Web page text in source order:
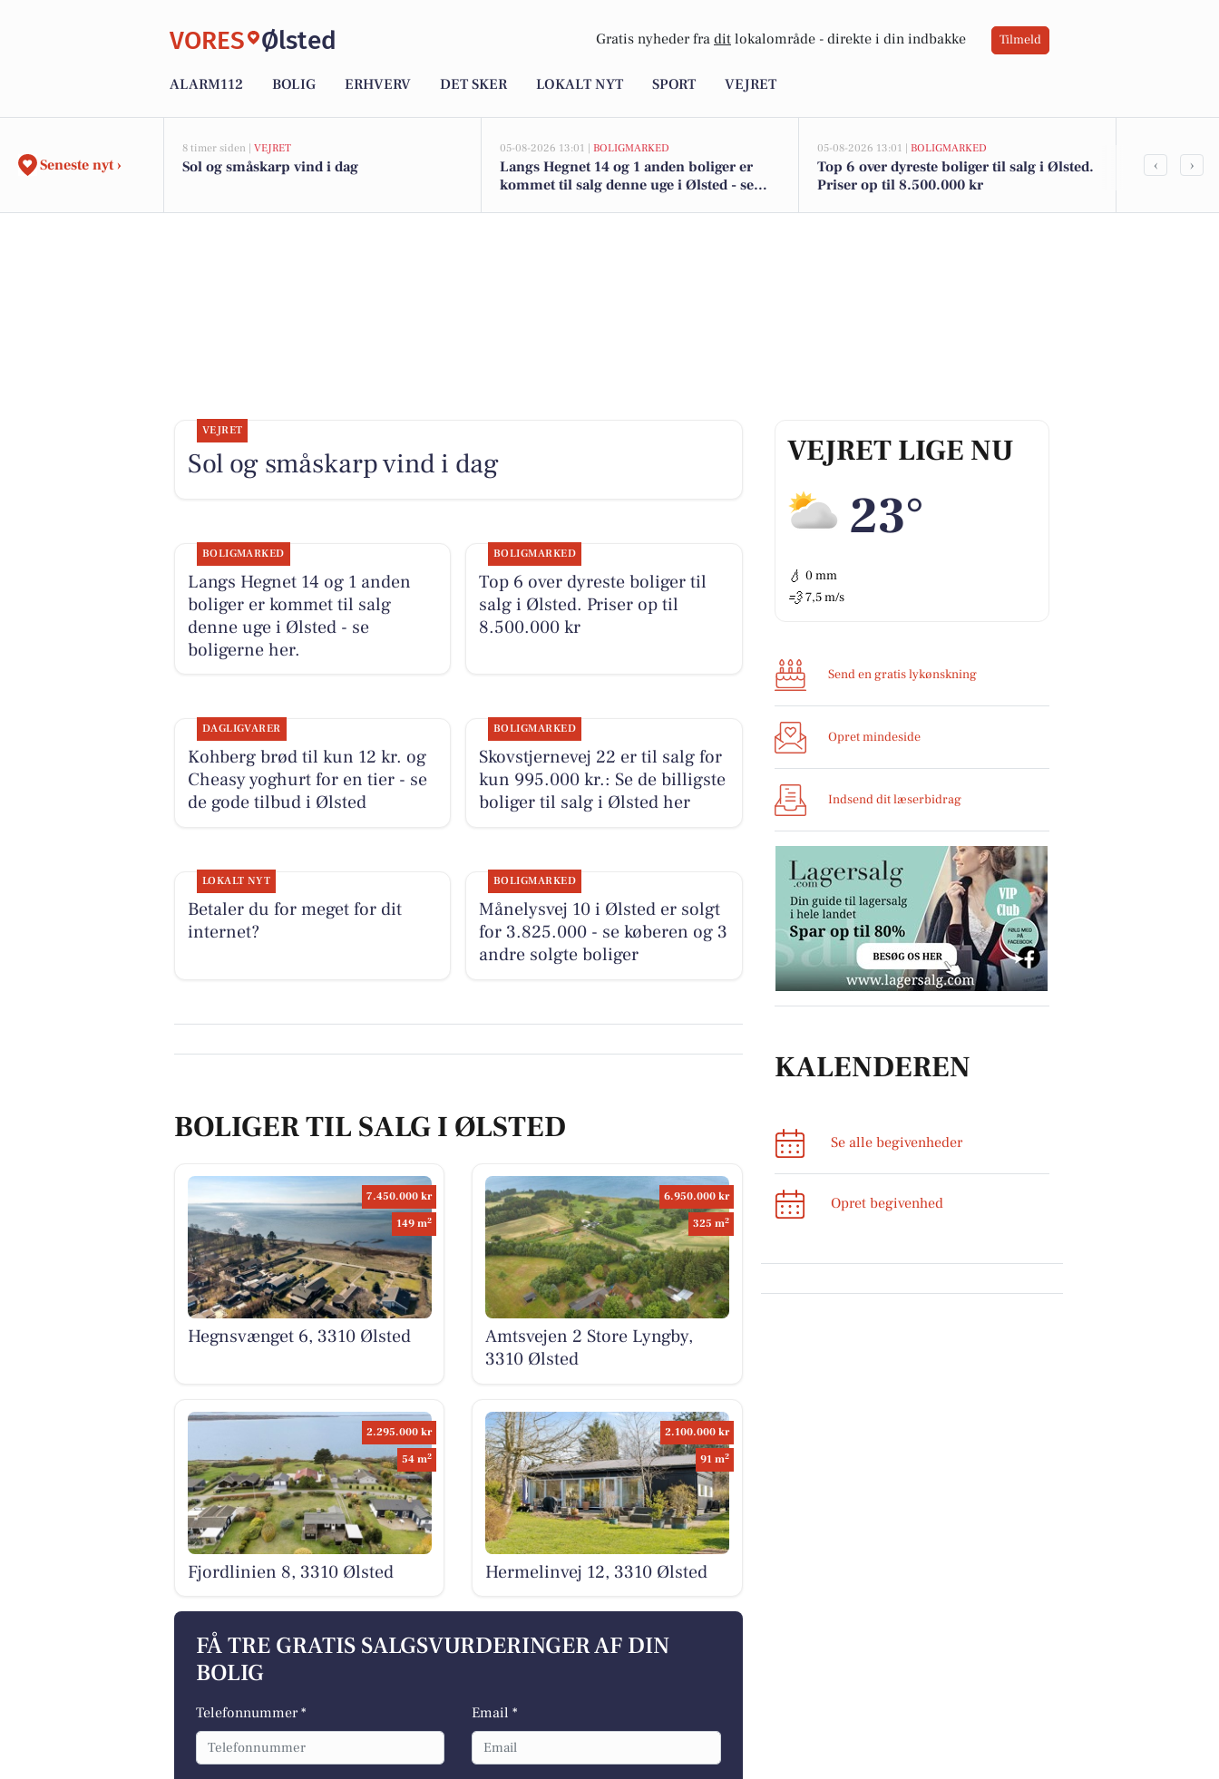
VORES Ølsted Gratis nyheder fra dit lokalområde - direkte i din indbakke Tilmeld
ALARM112 BOLIG ERHVERV DET SKER LOKALT NYT SPORT VEJRET
Seneste nyt ›
8 timer siden | VEJRET
Sol og småskarp vind i dag
05-08-2026 13:01 | BOLIGMARKED
Langs Hegnet 14 og 1 anden boliger er
kommet til salg denne uge i Ølsted - se
05-08-2026 13:01 | BOLIGMARKED
Top 6 over dyreste boliger til salg i Ølsted.
Priser op til 8.500.000 kr
De dyreste
‹ ›
VEJRET LIGE NU
23°
💧 0 mm
💨 7,5 m/s
Send en gratis lykønskning
Opret mindeside
Indsend dit læserbidrag
KALENDEREN
Se alle begivenheder
Opret begivenhed
VEJRET
Sol og småskarp vind i dag
BOLIGMARKED
Langs Hegnet 14 og 1 anden
boliger er kommet til salg
denne uge i Ølsted - se
boligerne her.
BOLIGMARKED
Top 6 over dyreste boliger til
salg i Ølsted. Priser op til
8.500.000 kr
DAGLIGVARER
Kohberg brød til kun 12 kr. og
Cheasy yoghurt for en tier - se
de gode tilbud i Ølsted
BOLIGMARKED
Skovstjernevej 22 er til salg for
kun 995.000 kr.: Se de billigste
boliger til salg i Ølsted her
LOKALT NYT
Betaler du for meget for dit
internet?
BOLIGMARKED
Månelysvej 10 i Ølsted er solgt
for 3.825.000 - se køberen og 3
andre solgte boliger
BOLIGER TIL SALG I ØLSTED
7.450.000 kr
149 m2
Hegnsvænget 6, 3310 Ølsted
6.950.000 kr
325 m2
Amtsvejen 2 Store Lyngby,
3310 Ølsted
2.295.000 kr
54 m2
Fjordlinien 8, 3310 Ølsted
2.100.000 kr
91 m2
Hermelinvej 12, 3310 Ølsted
FÅ TRE GRATIS SALGSVURDERINGER AF DIN
BOLIG
Telefonnummer * Email *